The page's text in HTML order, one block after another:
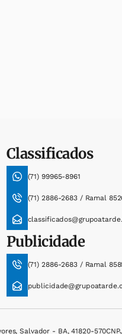
Classificados
(71) 99965-8961
(71) 2886-2683 / Ramal
Publicidade
(71) 2886-2683 / Ramal
Salvador - BA, 41820-570